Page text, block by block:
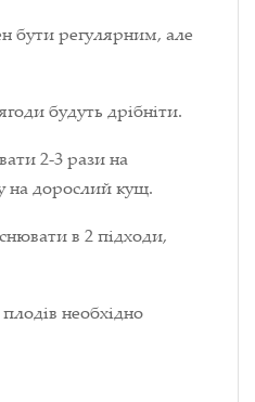
бути регулярним, але
будуть дрібніти.
2-3 рази на
на дорослий кущ.
в 2 підходи,
необхідно